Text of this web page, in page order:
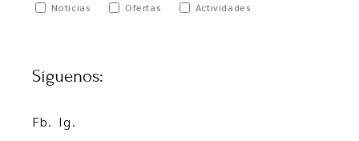
Noticias Ofertas Actividades
Síguenos:
Fb. Ig.